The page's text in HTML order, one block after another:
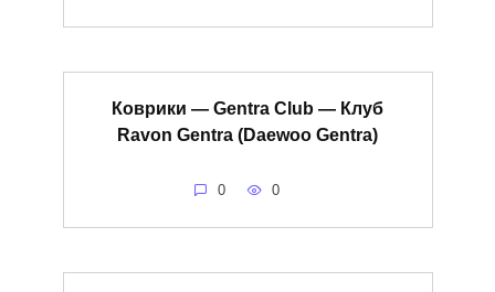
Коврики — Gentra Club — Клуб
Ravon Gentra (Daewoo Gentra)
0 0